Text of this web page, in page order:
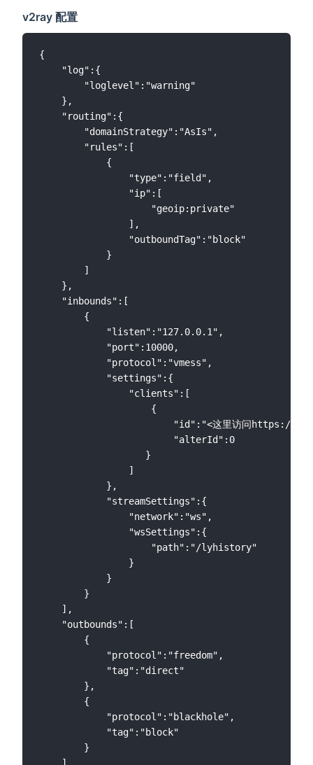
v2ray 配置
{
    "log":{
        "loglevel":"warning"
    },
    "routing":{
        "domainStrategy":"AsIs",
        "rules":[
            {
                "type":"field",
                "ip":[
                    "geoip:private"
                ],
                "outboundTag":"block"
            }
        ]
    },
    "inbounds":[
        {
            "listen":"127.0.0.1",
            "port":10000,
            "protocol":"vmess",
            "settings":{
                "clients":[
                    {
"id":"<这里访问https://
                        "alterId":0
                   }
                ]
            },
            "streamSettings":{
                "network":"ws",
                "wsSettings":{
                    "path":"/lyhistory"
                }
            }
        }
    ],
    "outbounds":[
        {
            "protocol":"freedom",
            "tag":"direct"
        },
        {
            "protocol":"blackhole",
            "tag":"block"
        }